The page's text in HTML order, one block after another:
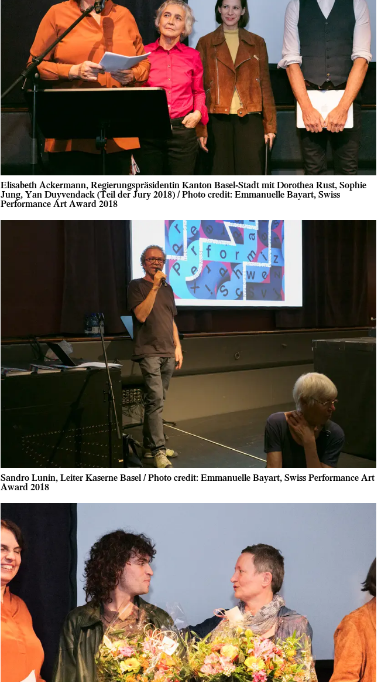
Elisabeth Ackermann, Regierungspräsidentin Kanton Basel-Stadt mit Dorothea Rust, Sophie
Jung, Yan Duyvendack (Teil der Jury 2018) / Photo credit: Emmanuelle Bayart, Swiss
Performance Art Award 2018
Sandro Lunin, Leiter Kaserne Basel / Photo credit: Emmanuelle Bayart, Swiss Performance Art
Award 2018